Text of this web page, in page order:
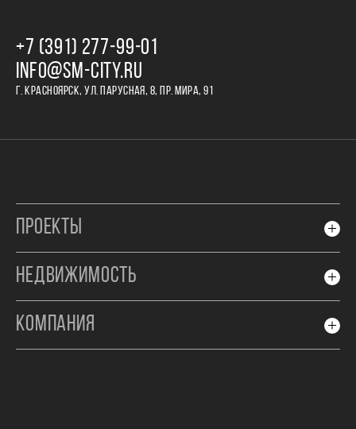
+7 (391) 277‒99‒01
INFO@SM-CITY.RU
Г. КРАСНОЯРСК, УЛ. ПАРУСНАЯ, 8, ПР. МИРА, 91
ПРОЕКТЫ
НЕДВИЖИМОСТЬ
КОМПАНИЯ